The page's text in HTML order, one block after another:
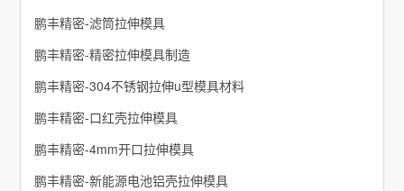
鹏丰精密-滤筒拉伸模具
鹏丰精密-精密拉伸模具制造
鹏丰精密-304不锈钢拉伸u型模具材料
鹏丰精密-口红壳拉伸模具
鹏丰精密-4mm开口拉伸模具
鹏丰精密-新能源电池铝壳拉伸模具